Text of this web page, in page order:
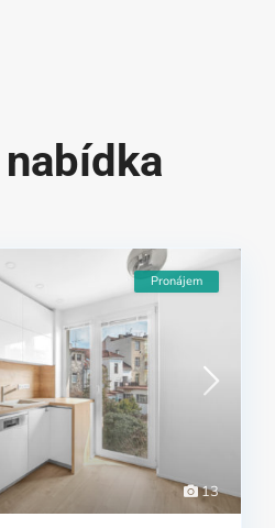
13
Pronájem